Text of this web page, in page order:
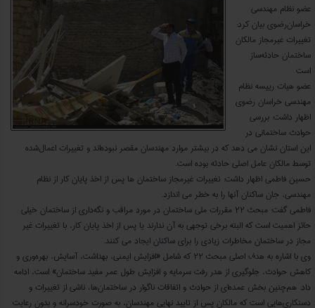
عضو نظام مهندسی
خراسان‌رضوی بیان کرد:
تغییرات غیرمجاز مالکان
ساختمان حادثه‌ساز
است
عضو هیات رییسه نظام
مهندسی خراسان رضوی
اظهار داشت: بررسی
حوادث ساختمانی در
این استان نشان می دهد که در بیشتر موارد مهندسان مقصر نبوده‌اند و تغییرات اعمال‌شده
توسط مالکان عامل اصلی حادثه بوده است.
حسین فاطمی اظهار داشت: تغییرات غیرمجاز ساختمان ها پس از اخذ پایان کار از نظام
مهندسی، جان ساکنان آنها را به خطر می اندازد.
فاطمی گفت: مبحث ۲۲ مقررات ملی ساختمان در مورد مراقب و نگه‌داری از ساختمان خیلی
حائز اهمیت است که البته برخی توجهی به آن ندارند یا پس از اخذ پایان کار، با تغییرات غیر
مجاز در ساختمان مخاطرات زیادی را برای ساکنان ایجاد می کنند.
وی با اشاره به هدف اصلی مبحث ۲۲ که شامل «افزایش ایمنی، بهداشت، آسایش، بهره‌وری و
کاهش حوادث، جلوگیری از هدر رفت سرمایه و افزایش طول عمر مفید ساختمان» است، ادامه
داد: هم‌چنین بخش عمده‌ای از حوادث و اتفاقات ناگوار در ساختمان‌ها، ناشی از تغییرات و
دستکاری‌هایی است که مالکان پس از تایید نهایی مهندسان، به صورت خودسرانه و بدون رعایت